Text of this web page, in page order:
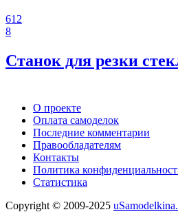
612
8
Станок для резки
О проекте
Оплата самоделок
Последние комментарии
Правообладателям
Контакты
Политика
Статистика
Copyright © 2009-2025